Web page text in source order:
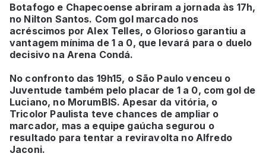
Botafogo e Chapecoense abriram a jornada às 17h,
no Nilton Santos. Com gol marcado nos
acréscimos por Alex Telles, o Glorioso garantiu a
vantagem mínima de 1 a 0, que levará para o duelo
decisivo na Arena Condá.
No confronto das 19h15, o São Paulo venceu o
Juventude também pelo placar de 1 a 0, com gol de
Luciano, no MorumBIS. Apesar da vitória, o
Tricolor Paulista teve chances de ampliar o
marcador, mas a equipe gaúcha segurou o
resultado para tentar a reviravolta no Alfredo
Jaconi.